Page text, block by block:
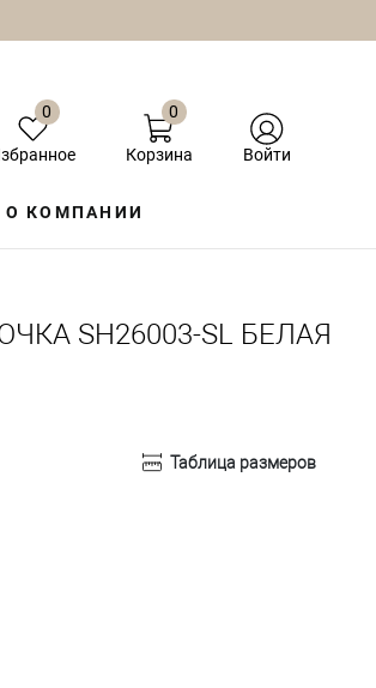
0 0
Корзина Войти
О КОМПАНИИ
SH26003-SL БЕЛАЯ
Таблица размеров